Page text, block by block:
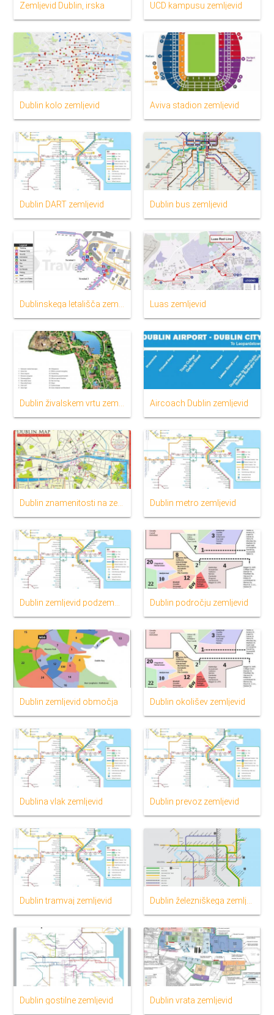
Zemljevid Dublin, irska UCD kampusu zemljevid
Dublin kolo zemljevid Aviva stadion zemljevid
Dublin DART zemljevid Dublin bus zemljevid
Luas zemljevid
Dublin živalskem vrtu zemljevid Aircoach Dublin zemljevid
Dublin metro zemljevid
Dublin področju zemljevid
Dublin zemljevid območja Dublin okolišev zemljevid
Dublina vlak zemljevid Dublin prevoz zemljevid
Dublin tramvaj zemljevid
Dublin gostilne zemljevid Dublin vrata zemljevid